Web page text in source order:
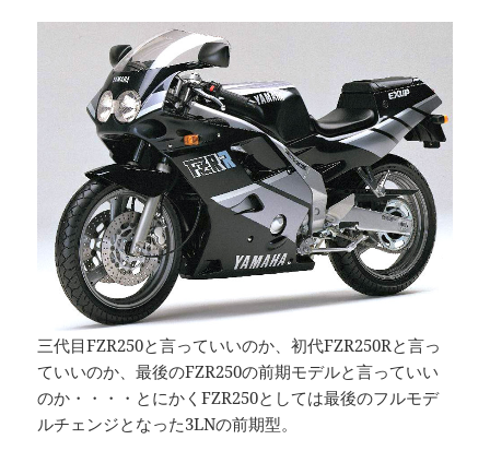
三代目FZR250と言っていいのか、初代FZR250Rと言っ
ていいのか、最後のFZR250の前期モデルと言っていい
のか・・・・とにかくFZR250としては最後のフルモデ
ルチェンジとなった3LNの前期型。